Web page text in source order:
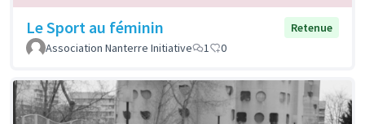
Le Sport au féminin
Retenue
Association Nanterre Initiative
1 0